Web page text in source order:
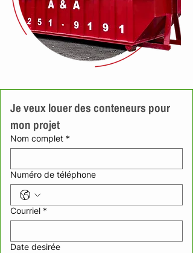
Je veux louer des conteneurs pour
mon projet
Nom complet *
Numéro de téléphone
Courriel *
Date desirée